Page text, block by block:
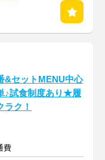
&セットMENU中心
♪試食制度あり★履
ラク！
費